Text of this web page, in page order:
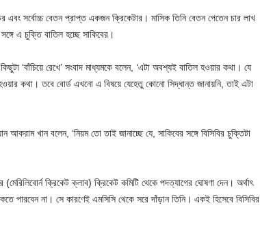
এবং সর্বোচ্চ বেতন প্রাপ্ত একজন ক্রিকেটার। মাসিক তিনি বেতন পেতেন চার লাখ
এ চুক্তি বাতিল হচ্ছে সাকিবের।
‘বাঁচিয়ে রেখে’ সংবাদ মাধ্যমকে বলেন, ‘এটা অবশ্যই বাতিল হওয়ার কথা। যে
কথা। তবে বোর্ড এখনো এ বিষয়ে যেহেতু কোনো সিদ্ধান্ত জানায়নি, তাই এটা
আকরাম খান বলেন, ‘নিয়ম তো তাই জানাচ্ছে যে, সাকিবের সঙ্গে বিসিবির চুক্তিটা
(মেরিলিবোর্ন ক্রিকেট ক্লাব) ক্রিকেট কমিটি থেকে পদত্যাগের ঘোষণা দেন। অর্থাৎ
পারবেন না। সে কারণেই এমসিসি থেকে সরে দাঁড়ান তিনি। একই হিসেবে বিসিবির